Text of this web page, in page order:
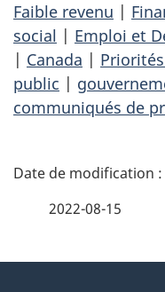
Faible revenu |
social | Emploi et
| Canada |
public |
communiqués de
D
2022-08-15